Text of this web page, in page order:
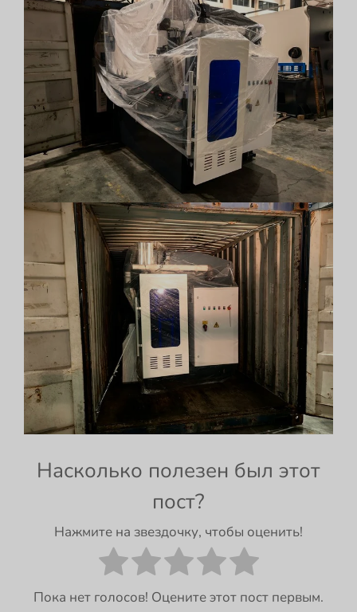
Насколько полезен был этот
пост?
Нажмите на звездочку, чтобы оценить!
Пока нет голосов! Оцените этот пост первым.